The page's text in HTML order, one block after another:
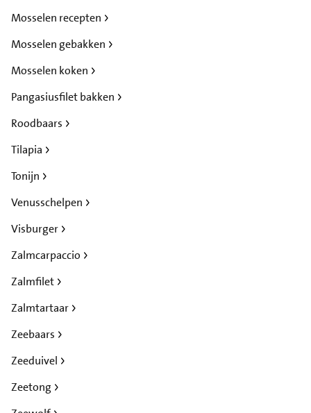
Mosselen recepten
Mosselen gebakken
Mosselen koken
Pangasiusfilet bakken
Roodbaars
Tilapia
Tonijn
Venusschelpen
Visburger
Zalmcarpaccio
Zalmfilet
Zalmtartaar
Zeebaars
Zeeduivel
Zeetong